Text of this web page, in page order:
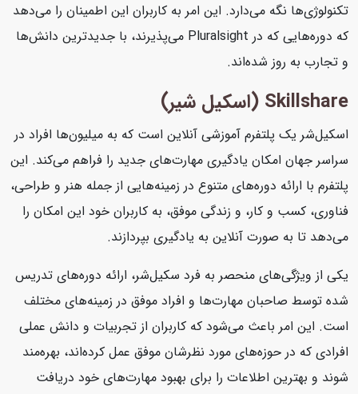
تکنولوژی‌ها نگه می‌دارد. این امر به کاربران این اطمینان را می‌دهد
که دوره‌هایی که در Pluralsight می‌پذیرند، با جدیدترین دانش‌ها
و تجارب به روز شده‌اند.
Skillshare (اسکیل شیر)
اسکیل‌شر یک پلتفرم آموزشی آنلاین است که به میلیون‌ها افراد در
سراسر جهان امکان یادگیری مهارت‌های جدید را فراهم می‌کند. این
پلتفرم با ارائه دوره‌های متنوع در زمینه‌هایی از جمله هنر و طراحی،
فناوری، کسب و کار، و زندگی موفق، به کاربران خود این امکان را
می‌دهد تا به صورت آنلاین به یادگیری بپردازند.
یکی از ویژگی‌های منحصر به فرد سکیل‌شر، ارائه دوره‌های تدریس
شده توسط صاحبان مهارت‌ها و افراد موفق در زمینه‌های مختلف
است. این امر باعث می‌شود که کاربران از تجربیات و دانش عملی
افرادی که در حوزه‌های مورد نظرشان موفق عمل کرده‌اند، بهره‌مند
شوند و بهترین اطلاعات را برای بهبود مهارت‌های خود دریافت